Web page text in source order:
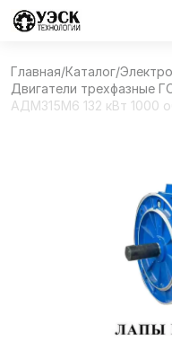
Главная/Каталог/
Двигатели трехфазные
АДМ315М6 132 кВт 1000